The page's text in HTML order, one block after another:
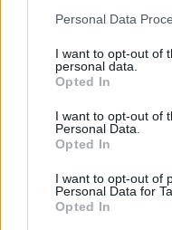
negar su
de su consentimiento,
rechazar tal
cualquier momento
visitando nuestra
Personal Data
I want to opt-out of
personal data.
Opted In
I want to opt-out of
Personal Data.
Opted In
I want to opt-out of
Personal Data for
Opted In